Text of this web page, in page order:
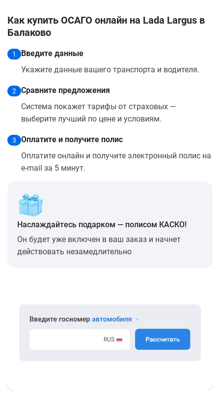
Как купить ОСАГО онлайн на Lada Largus в
Балаково
1
Введите данные
Укажите данные вашего транспорта и водителя.
2
Сравните предложения
Система покажет тарифы от страховых —
выберите лучший по цене и условиям.
3
Оплатите и получите полис
Оплатите онлайн и получите электронный полис на
e-mail за 5 минут.
Наслаждайтесь подарком — полисом КАСКО!
Он будет уже включен в ваш заказ и начнет
действовать незамедлительно